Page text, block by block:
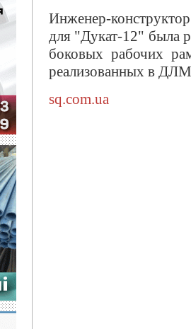
Инженер-
для "Дукат-12" была
боковых рабочих
реализованных в
sq.com.ua